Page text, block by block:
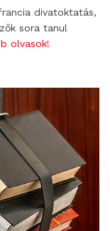
divatoktatás,
sora tanul
olvasok!